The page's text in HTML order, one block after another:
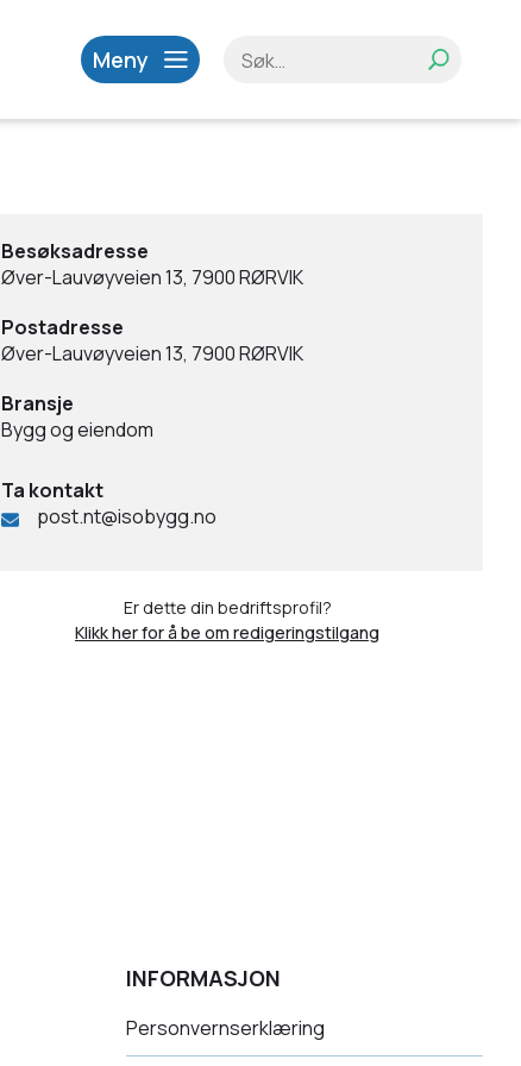
Meny
Besøksadresse
Øver-Lauvøyveien 13, 7900 RØRVIK
Postadresse
Øver-Lauvøyveien 13, 7900 RØRVIK
Bransje
Bygg og eiendom
Ta kontakt
post.nt@isobygg.no
Er dette din bedriftsprofil?
Klikk her for å be om redigeringstilgang
INFORMASJON
Personvernserklæring